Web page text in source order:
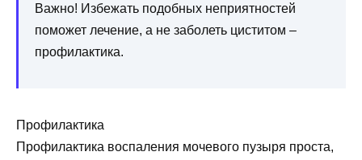
Важно! Избежать подобных неприятностей
поможет лечение, а не заболеть циститом –
профилактика.
Профилактика
Профилактика воспаления мочевого пузыря проста,